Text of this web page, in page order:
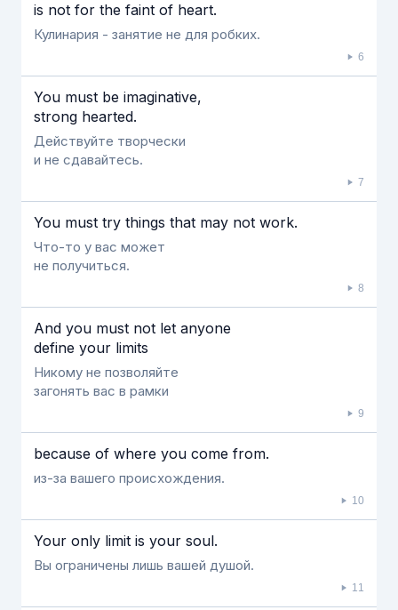
is not for the faint of heart.
Кулинария - занятие не для робких.
6
You must be imaginative,
strong hearted.
Действуйте творчески
и не сдавайтесь.
7
You must try things that may not work.
Что-то у вас может
не получиться.
8
And you must not let anyone
define your limits
Никому не позволяйте
загонять вас в рамки
9
because of where you come from.
из-за вашего происхождения.
10
Your only limit is your soul.
Вы ограничены лишь вашей душой.
11